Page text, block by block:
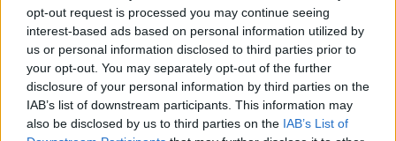
opt-out request is processed you may continue seeing
interest-based ads based on personal information utilized by
us or personal information disclosed to third parties prior to
your opt-out. You may separately opt-out of the further
disclosure of your personal information by third parties on the
IAB’s list of downstream participants. This information may
also be disclosed by us to third parties on the IAB’s List of
ANNONS
För Jämtlandstågenär situationen en annan.
Sedan våren 2016 trafikeras linjen mellan Stockholm